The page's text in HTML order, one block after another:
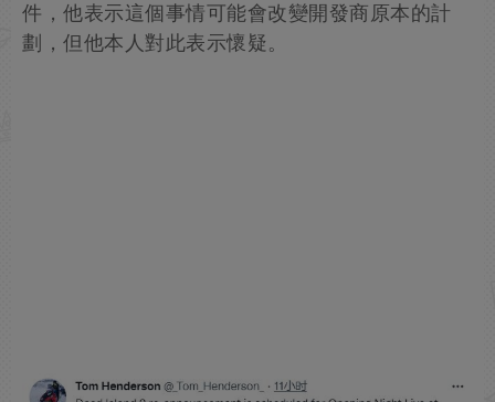
件，他表示這個事情可能會改變開發商原本的計
劃，但他本人對此表示懷疑。